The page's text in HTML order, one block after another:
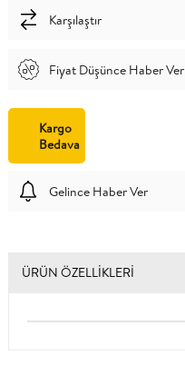
Karşılaştır
Fiyat Düşünce Haber Ver
Kargo
Bedava
Gelince Haber Ver
ÜRÜN ÖZELLIKLERI